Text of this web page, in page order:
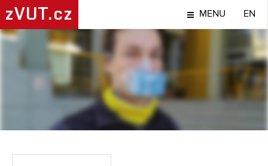
zVUT.cz MENU EN
NÁPADY A OBJEVY